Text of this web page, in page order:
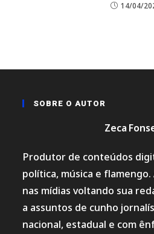
14/04/
SOBRE O AUTOR
Zeca
Produtor de conteúdos
política, música e
nas mídias voltando sua
a assuntos de cunho
nacional, estadual e com